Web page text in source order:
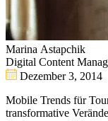
Marina Astapchik
Digital Content
Dezember 3, 2014
Mobile Trends für
transformative